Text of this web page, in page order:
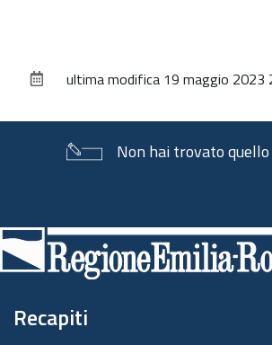
documentoultima modifica 19 maggio 2023
Non hai trovato quello
di
pagina
Recapiti